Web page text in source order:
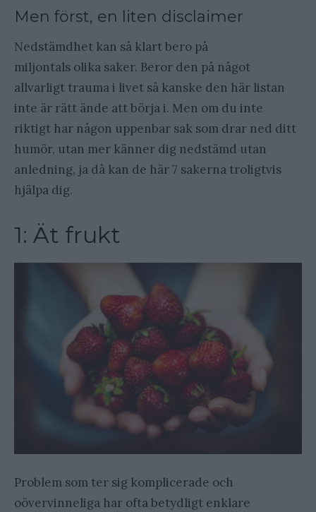
Men först, en liten disclaimer
Nedstämdhet kan så klart bero på
miljontals olika saker. Beror den på något
allvarligt trauma i livet så kanske den här listan
inte är rätt ände att börja i. Men om du inte
riktigt har någon uppenbar sak som drar ned ditt
humör, utan mer känner dig nedstämd utan
anledning, ja då kan de här 7 sakerna troligtvis
hjälpa dig.
1: Ät frukt
Problem som ter sig komplicerade och
oövervinneliga har ofta betydligt enklare